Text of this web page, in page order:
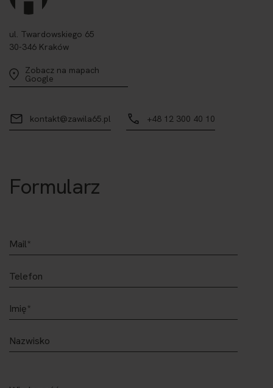
ul. Twardowskiego 65
30-346 Kraków
Zobacz na mapach
Google
+48 12 300 40 10
kontakt@zawila65.pl
Formularz